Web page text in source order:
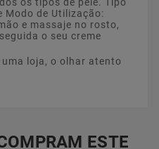
Modo de Utilização:
e massaje no rosto,
o seu creme
uma loja, o olhar atento
ESTE